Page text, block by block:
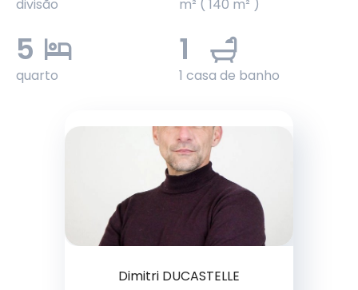
divisão m² ( 140 m² )
5
quarto
1
1 casa de banho
Dimitri DUCASTELLE